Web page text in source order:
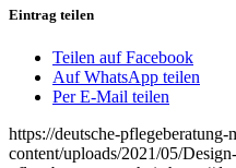
Eintrag teilen
Teilen auf Facebook
Auf WhatsApp teilen
Per E-Mail teilen
https://deutsche-pflegeberatung-
content/uploads/2021/05/